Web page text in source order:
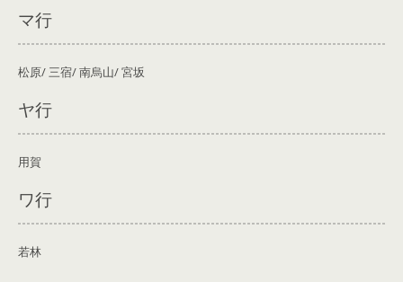
マ行
松原/ 三宿/ 南烏山/ 宮坂
ヤ行
用賀
ワ行
若林